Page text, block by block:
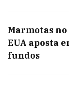
Marmotas
EUA aposta
fundos